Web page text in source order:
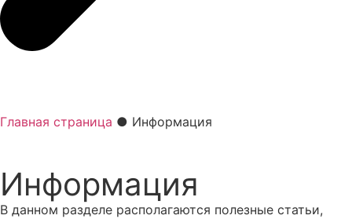
Главная страница ● Информация
Информация
В данном разделе располагаются полезные статьи,